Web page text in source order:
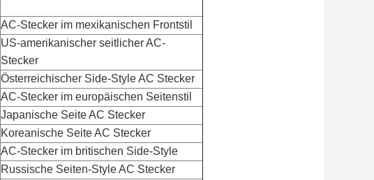
AC-Stecker im mexikanischen Frontstil
US-amerikanischer seitlicher AC-
Stecker
Österreichischer Side-Style AC Stecker
AC-Stecker im europäischen Seitenstil
Japanische Seite AC Stecker
Koreanische Seite AC Stecker
AC-Stecker im britischen Side-Style
Russische Seiten-Style AC Stecker